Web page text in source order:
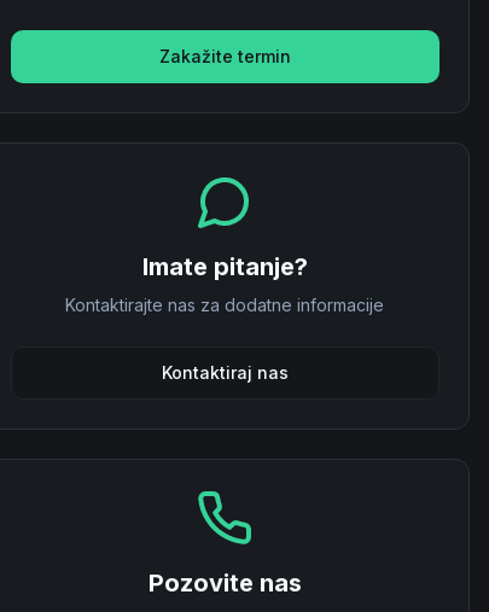
Zakažite termin
Imate pitanje?
Kontaktirajte nas za dodatne informacije
Kontaktiraj nas
Pozovite nas